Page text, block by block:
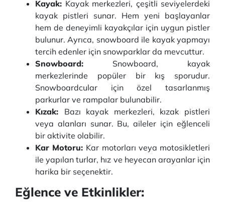
Kayak: Kayak merkezleri, çeşitli seviyelerdeki
kayak pistleri sunar. Hem yeni başlayanlar
hem de deneyimli kayakçılar için uygun pistler
bulunur. Ayrıca, snowboard ile kayak yapmayı
tercih edenler için snowparklar da mevcuttur.
Snowboard: Snowboard, kayak
merkezlerinde popüler bir kış sporudur.
Snowboardcular için özel tasarlanmış
parkurlar ve rampalar bulunabilir.
Kızak: Bazı kayak merkezleri, kızak pistleri
veya alanları sunar. Bu, aileler için eğlenceli
bir aktivite olabilir.
Kar Motoru: Kar motorları veya motosikletleri
ile yapılan turlar, hız ve heyecan arayanlar için
harika bir seçenektir.
Eğlence ve Etkinlikler: